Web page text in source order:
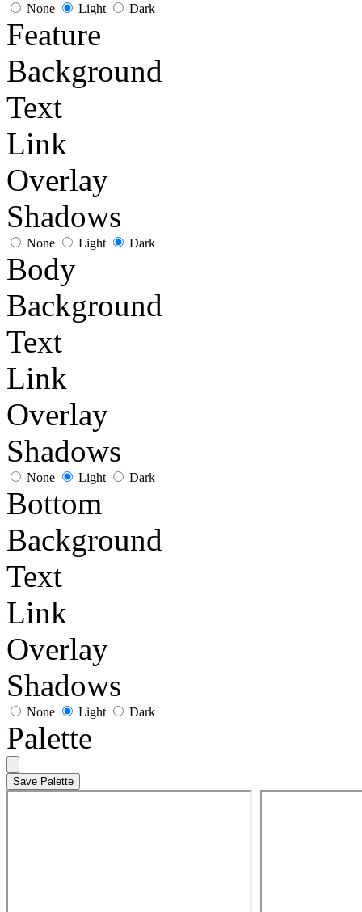
None Light Dark
Feature
Background
Text
Link
Overlay
Shadows
None Light Dark
Body
Background
Text
Link
Overlay
Shadows
None Light Dark
Bottom
Background
Text
Link
Overlay
Shadows
None Light Dark
Palette
Save Palette